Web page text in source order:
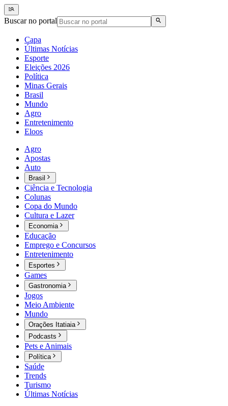
Buscar no portal
Capa
Últimas Notícias
Esporte
Eleições 2026
Política
Minas Gerais
Brasil
Mundo
Agro
Entretenimento
Eloos
Agro
Apostas
Auto
Brasil
Ciência e Tecnologia
Colunas
Copa do Mundo
Cultura e Lazer
Economia
Educação
Emprego e Concursos
Entretenimento
Esportes
Games
Gastronomia
Jogos
Meio Ambiente
Mundo
Orações Itatiaia
Podcasts
Pets e Animais
Política
Saúde
Trends
Turismo
Últimas Notícias